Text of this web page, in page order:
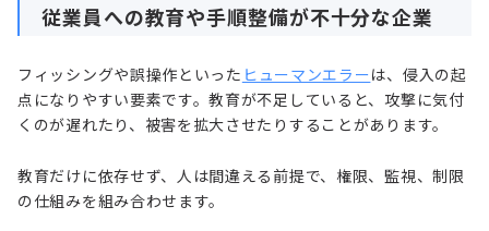
従業員への教育や手順整備が不十分な企業
フィッシングや誤操作といった ヒューマンエラーは、侵入の起
点になりやすい要素です。教育が不足していると、攻撃に気付
くのが遅れたり、被害を拡大させたりすることがあります。
教育だけに依存せず、人は間違える前提で、権限、監視、制限
の仕組みを組み合わせます。